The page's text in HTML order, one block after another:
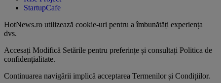
StartupCafe
HotNews.ro utilizează cookie-uri pentru a îmbunătăți experiența
dvs.
Accesați Modifică Setările pentru preferințe și consultați Politica de
confidențialitate.
Continuarea navigării implică acceptarea Termenilor și Condițiilor.